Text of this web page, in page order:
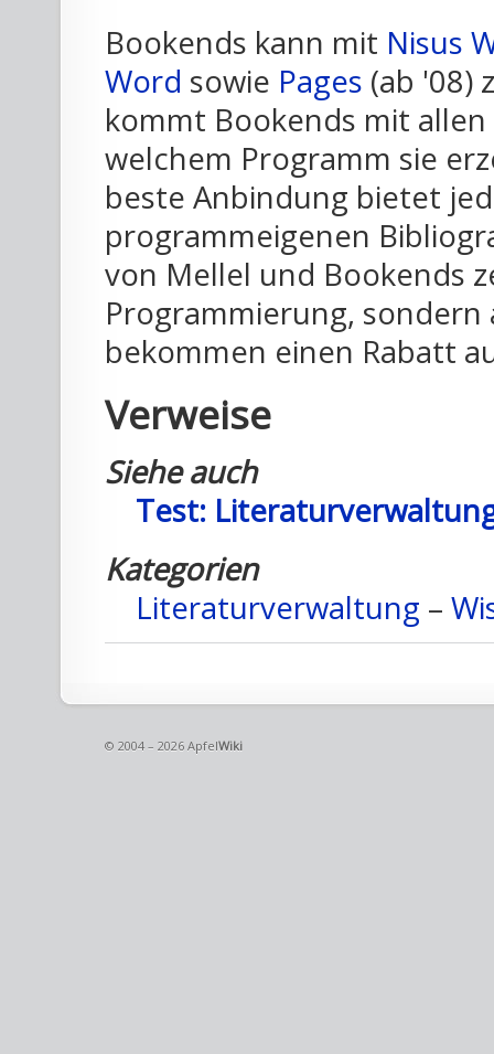
Bookends kann mit Nisus
Word sowie Pages (ab '08)
kommt Bookends mit
welchem Programm sie
beste Anbindung bietet
programmeigenen
von Mellel und Bookends
Programmierung,
bekommen einen Rabatt
Verweise
Siehe auch
Test:
Kategorien
Literaturverwaltung –
© 2004 – 2026 ApfelWiki